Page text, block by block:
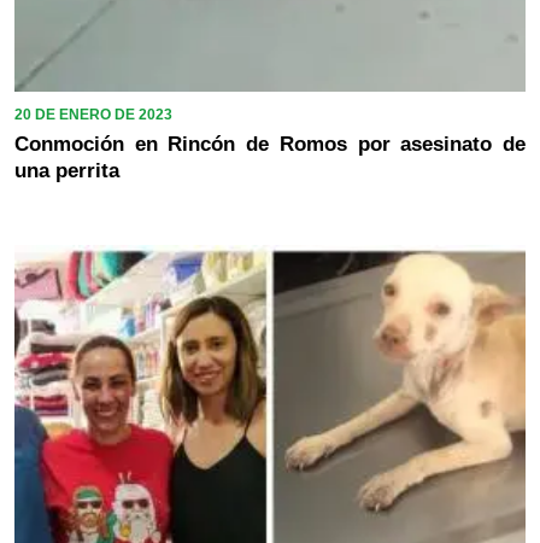
20 DE ENERO DE 2023
Conmoción en Rincón de Romos por asesinato de
una perrita